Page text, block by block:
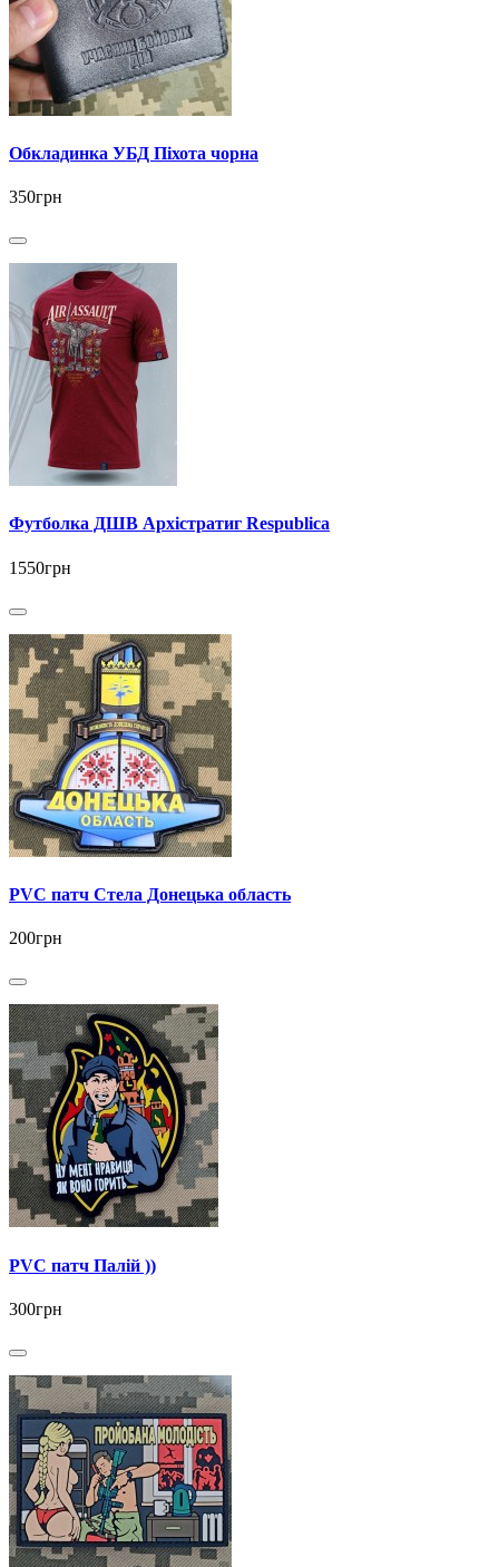
Обкладинка УБД Піхота чорна
350грн
Футболка ДШВ Архістратиг Respublica
1550грн
PVC патч Стела Донецька область
200грн
PVC патч Палій ))
300грн